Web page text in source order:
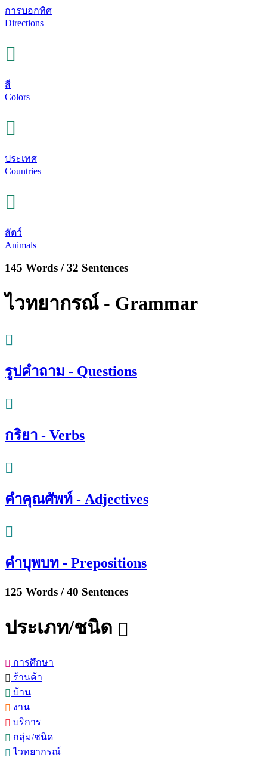
การบอกทิศ
Directions
สี
Colors
ประเทศ
Countries
สัตว์
Animals
145 Words / 32 Sentences
ไวทยากรณ์ - Grammar
รูปคำถาม - Questions
กริยา - Verbs
คำคุณศัพท์ - Adjectives
คำบุพบท - Prepositions
125 Words / 40 Sentences
ประเภท/ชนิด
การศึกษา
ร้านค้า
บ้าน
งาน
บริการ
กลุ่ม/ชนิด
ไวทยากรณ์